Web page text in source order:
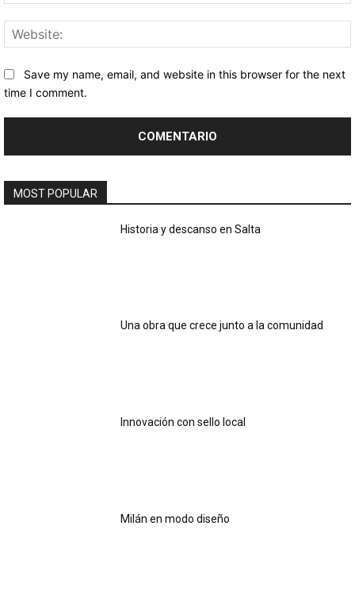
Save my name, email, and website in this browser for the next
time I comment.
MOST POPULAR
Historia y descanso en Salta
Una obra que crece junto a la comunidad
Innovación con sello local
Milán en modo diseño